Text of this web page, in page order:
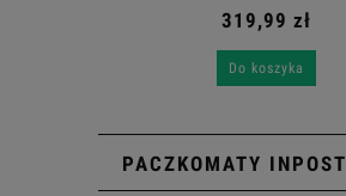
319,99 zł
Do koszyka
PACZKOMATY INPOST